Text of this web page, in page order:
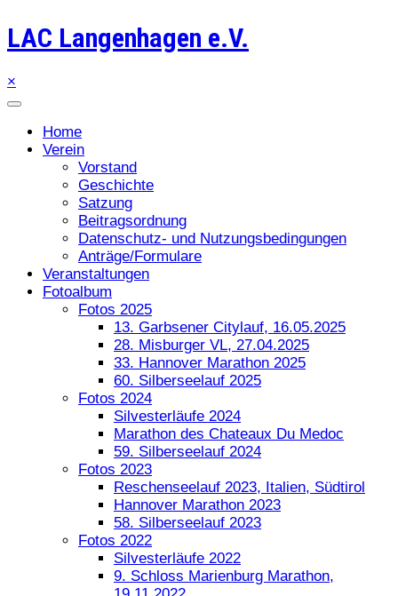
LAC Langenhagen e.V.
×
Home
Verein
Vorstand
Geschichte
Satzung
Beitragsordnung
Datenschutz- und Nutzungsbedingungen
Anträge/Formulare
Veranstaltungen
Fotoalbum
Fotos 2025
13. Garbsener Citylauf, 16.05.2025
28. Misburger VL, 27.04.2025
33. Hannover Marathon 2025
60. Silberseelauf 2025
Fotos 2024
Silvesterläufe 2024
Marathon des Chateaux Du Medoc
59. Silberseelauf 2024
Fotos 2023
Reschenseelauf 2023, Italien, Südtirol
Hannover Marathon 2023
58. Silberseelauf 2023
Fotos 2022
Silvesterläufe 2022
9. Schloss Marienburg Marathon,